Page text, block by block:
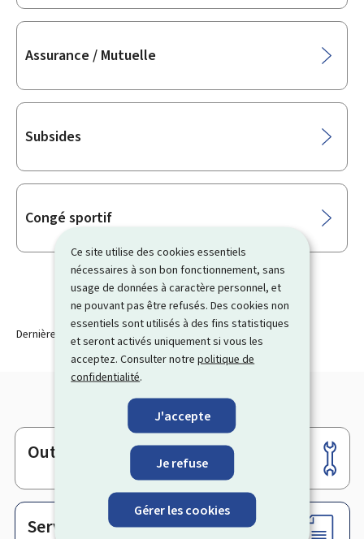
Ce site utilise des cookies essentiels
nécessaires à son bon fonctionnement, sans
usage de données à caractère personnel, et
ne pouvant pas être refusés. Des cookies non
essentiels sont utilisés à des fins statistiques
et seront activés uniquement si vous les
acceptez. Consulter notrepolitique de
confidentialité.
J'accepte
Je refuse
Gérer les cookies
Assurance / Mutuelle
Subsides
Congé sportif
Dernière modification le19.10.2023
Pied
de
page
Outils
Services en ligne & Formulaires